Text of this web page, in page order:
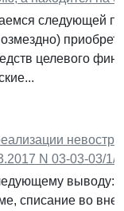
следующей
целевого
N 03-03-03/1/
выводу:
списание во